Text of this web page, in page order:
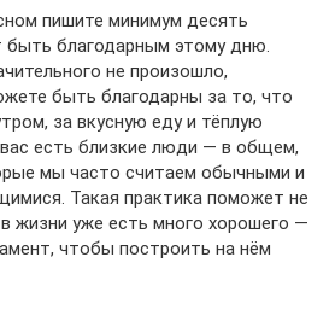
пишите минимум десять
быть благодарным этому дню.
не произошло,
быть благодарны за то, что
за вкусную еду и тёплую
есть близкие люди — в общем,
мы часто считаем обычными и
Такая практика поможет не
жизни уже есть много хорошего —
чтобы построить на нём